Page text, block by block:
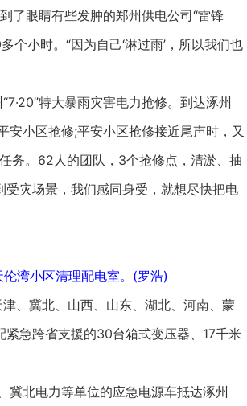
眼睛有些发肿的郑州供电公司“雷锋
小时。“因为自己‘淋过雨’，所以我们也
特大暴雨灾害电力抢修。到达涿州
安小区抢修;平安小区抢修接近尾声时，又
务。62人的团队，3个抢修点，清淤、抽
灾场景，我们感同身受，就想尽快把电
湾小区清理配电室。(罗浩)
、冀北、山西、山东、湖北、河南、蒙
急跨省支援的30台箱式变压器、17千米
北电力等单位的应急电源车抵达涿州